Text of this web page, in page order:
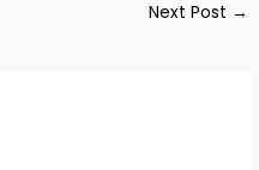
Next Post →